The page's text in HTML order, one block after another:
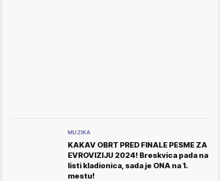
MUZIKA
KAKAV OBRT PRED FINALE PESME ZA
EVROVIZIJU 2024! Breskvica pada na
listi kladionica, sada je ONA na 1.
mestu!